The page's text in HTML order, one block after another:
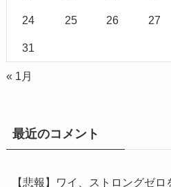
24 25 26 27
31
« 1月
最近のコメント
【悲報】ワイ、ストロングゼ